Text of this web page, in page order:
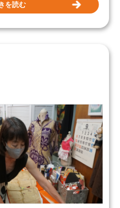
を読む